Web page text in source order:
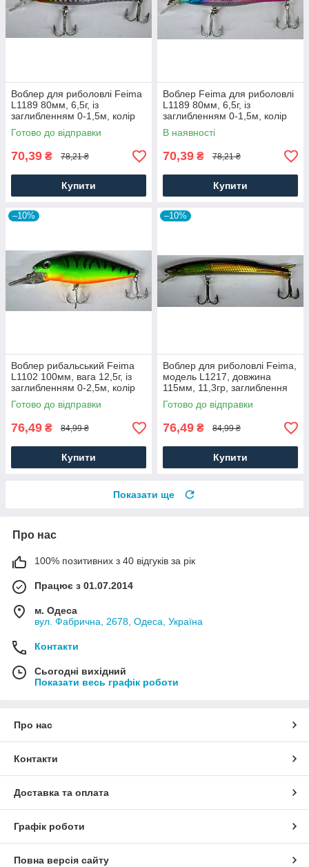
Воблер для риболовлі Feima
L1189 80мм, 6,5г, із
заглибленням 0-1,5м, колір
08
Готово до відправки
70,39 ₴ 78,21 ₴
Купити
Воблер Feima для риболовлі
L1189 80мм, 6,5г, із
заглибленням 0-1,5м, колір
04
В наявності
70,39 ₴ 78,21 ₴
Купити
–10%
Воблер рибальський Feima
L1102 100мм, вага 12,5г, із
заглибленням 0-2,5м, колір
05
Готово до відправки
76,49 ₴ 84,99 ₴
Купити
–10%
Воблер для риболовлі Feima,
модель L1217, довжина
115мм, 11,3гр, заглиблення
0-1,0м, колір 04
Готово до відправки
76,49 ₴ 84,99 ₴
Купити
Показати ще
Про нас
100% позитивних з 40 відгуків за рік
Працює з 01.07.2014
м. Одеса
вул. Фабрична, 2678, Одеса, Україна
Контакти
Сьогодні вихідний
Показати весь графік роботи
Про нас
Контакти
Доставка та оплата
Графік роботи
Повна версія сайту